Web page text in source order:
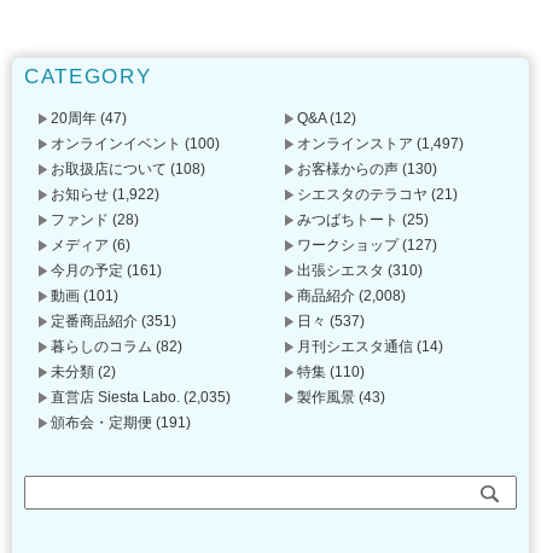
CATEGORY
20周年 (47) Q&A(12)
オンラインイベント (100) オンラインストア (1,497)
お取扱店について (108) お客様からの声 (130)
お知らせ (1,922) シエスタのテラコヤ (21)
ファンド (28) みつばちトート (25)
メディア (6) ワークショップ(127)
今月の予定 (161) 出張シエスタ (310)
動画 (101) 商品紹介 (2,008)
定番商品紹介 (351) 日々 (537)
暮らしのコラム (82) 月刊シエスタ通信 (14)
未分類 (2) 特集 (110)
直営店 Siesta Labo. (2,035) 製作風景 (43)
頒布会・定期便 (191)